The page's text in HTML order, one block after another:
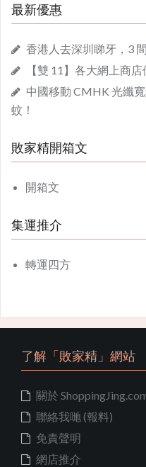
最新優惠
香港人去深圳睇牙，3
【雙 11】各大網上商
中國移動 CMHK 光纖
蚊！
敗家精開箱文
開箱文
集運推介
轉運四方
了解「敗家精」網站
關於
聯絡我哋 (報料)
免責聲明
網店推介